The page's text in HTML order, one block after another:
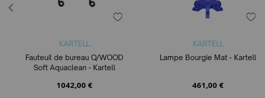
KARTELL
Fauteuil de bureau Q/WOOD
Soft Aquaclean - Kartell
1042,00 €
KARTELL
Lampe Bourgie Mat - Kartell
461,00 €